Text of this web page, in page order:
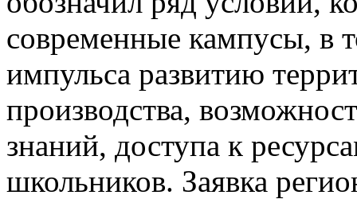
современные кампусы, в
импульса развитию
производства,
знаний, доступа к
школьников. Заявка